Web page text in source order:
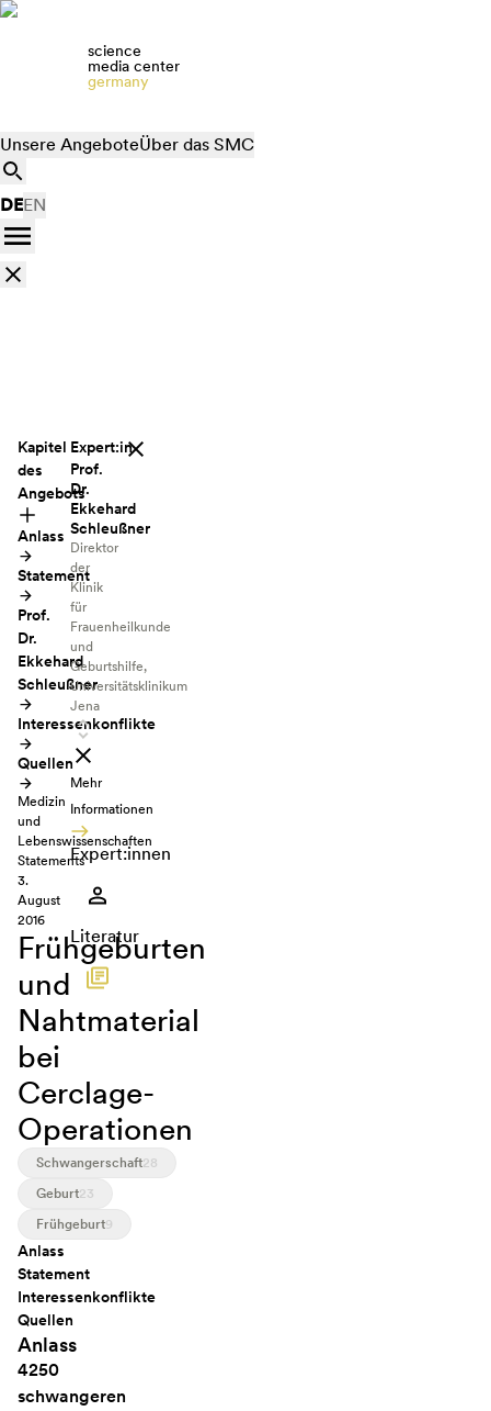
science
media center
germany
Unsere AngeboteÜber das SMC
DEEN
Kapitel
des
Angebots
Anlass
Statement
Prof.
Dr.
Ekkehard
Schleußner
Interessenkonflikte
Quellen
Medizin
und
Lebenswissenschaften
Statements
3.
August
2016
Frühgeburten
und
Nahtmaterial
bei
Cerclage-
Operationen
Schwangerschaft28
Geburt23
Frühgeburt9
Anlass
Statement
Interessenkonflikte
Quellen
Anlass
4250
schwangeren
Expert:in
Prof.
Dr.
Ekkehard
Schleußner
Direktor
der
Klinik
für
Frauenheilkunde
und
Geburtshilfe,
Universitätsklinikum
Jena
Mehr
Informationen
Expert:innen
Literatur